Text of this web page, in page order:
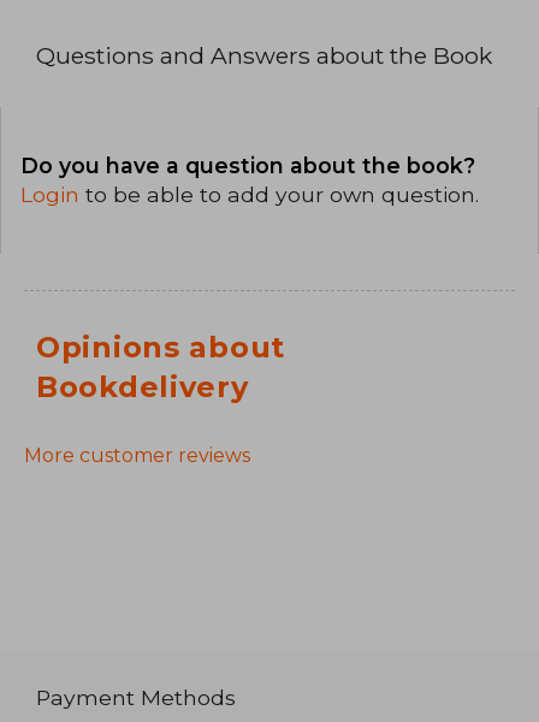
Questions and Answers about the Book
Do you have a question about the book?
Login to be able to add your own question.
Opinions about
Bookdelivery
More customer reviews
Payment Methods